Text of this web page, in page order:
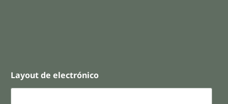
Layout de electrónico